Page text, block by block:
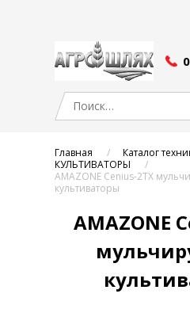
Главная
Каталог
КУЛЬТИВАТОРЫ
AMAZONE Cenius-2TX
культиваторы
AMAZONE